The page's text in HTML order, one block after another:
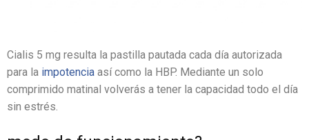
Cialis 5 mg resulta la pastilla pautada cada día autorizada
para la impotencia así como la HBP. Mediante un solo
comprimido matinal volverás a tener la capacidad todo el día
sin estrés.